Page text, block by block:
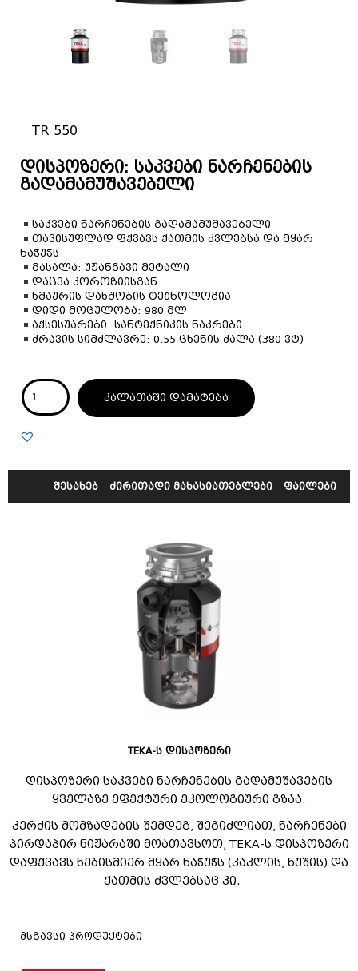
TR 550
დისპოზერი: საკვები ნარჩენების
გადამამუშავებელი
საკვები ნარჩენების გადამამუშავებელი
თავისუფლად ფქვავს ქათმის ძვლებსა და მყარ
ნაჭუჭს
მასალა: უჟანგავი მეტალი
დაცვა კოროზიისგან
ხმაურის დახშობის ტექნოლოგია
დიდი მოცულობა: 980 მლ
აქსესუარები: სანტექნიკის ნაკრები
ძრავის სიმძლავრე: 0.55 ცხენის ძალა (380 ვტ)
კალათაში დამატება
შესახებ ძირითადი მახასიათებლები ფაილები
TEKA-ს დისპოზერი
დისპოზერი საკვები ნარჩენების გადამუშავების
ყველაზე ეფექტური ეკოლოგიური გზაა.
კერძის მომზადების შემდეგ, შეგიძლიათ, ნარჩენები
პირდაპირ ნიჟარაში მოათავსოთ, TEKA-ს დისპოზერი
დაფქვავს ნებისმიერ მყარ ნაჭუჭს (კაკლის, ნუშის) და
ქათმის ძვლებსაც კი.
მსგავსი პროდუქტები